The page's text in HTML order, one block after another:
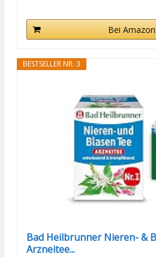
Bei
BESTSELLER NR. 3
Bad Heilbrunner Nieren- &
Arzneitee...